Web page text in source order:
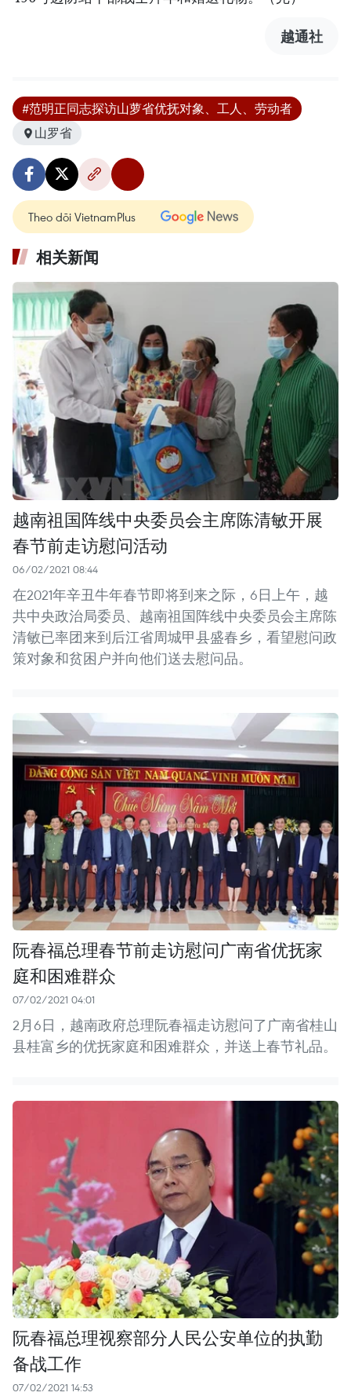
越通社
#范明正同志探访山萝省优抚对象、工人、劳动者
山罗省
Theo dõi VietnamPlus
相关新闻
越南祖国阵线中央委员会主席陈清敏开展
春节前走访慰问活动
06/02/2021 08:44
在2021年辛丑牛年春节即将到来之际，6日上午，越
共中央政治局委员、越南祖国阵线中央委员会主席陈
清敏已率团来到后江省周城甲县盛春乡，看望慰问政
策对象和贫困户并向他们送去慰问品。
阮春福总理春节前走访慰问广南省优抚家
庭和困难群众
07/02/2021 04:01
2月6日，越南政府总理阮春福走访慰问了广南省桂山
县桂富乡的优抚家庭和困难群众，并送上春节礼品。
阮春福总理视察部分人民公安单位的执勤
备战工作
07/02/2021 14:53